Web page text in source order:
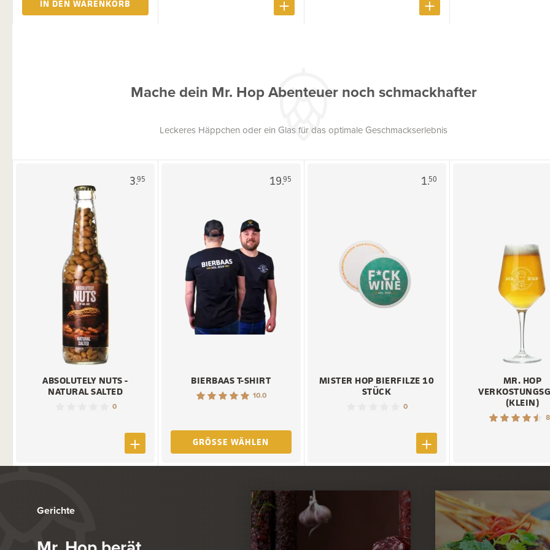
IN DEN WARENKORB
Mache dein Mr. Hop Abenteuer noch schmackhafter
Leckeres Häppchen oder ein Glas für das optimale Geschmackserlebnis
3.95
ABSOLUTELY NUTS -
NATURAL SALTED
0
19.95
BIERBAAS T-SHIRT
10.0
GRÖSSE WÄHLEN
1.50
MISTER HOP BIERFILZE 10
STÜCK
0
MR. HOP
(KLEIN)
Gerichte